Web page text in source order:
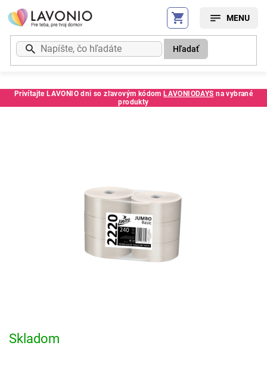
Prejsť
na
obsah
Privítajte LAVONIO dni so zľavovým kódom LAVONIODAYS na vybrané
produkty
Hľadať
Kód: 140793LI
Skladom